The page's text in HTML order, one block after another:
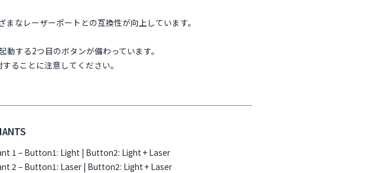
なレーザーポートとの互換性が向上しています。
する2つ目のボタンが備わっています。
ることに注意してください。
1 – Button1: Light | Button2: Light + Laser
2 – Button1: Laser | Button2: Light + Laser